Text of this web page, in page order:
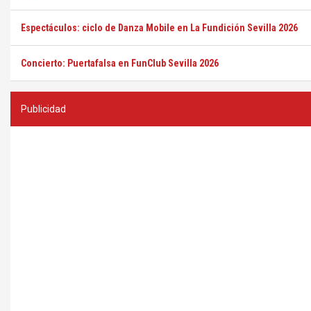
Espectáculos: ciclo de Danza Mobile en La Fundición Sevilla 2026
Concierto: Puertafalsa en FunClub Sevilla 2026
Publicidad